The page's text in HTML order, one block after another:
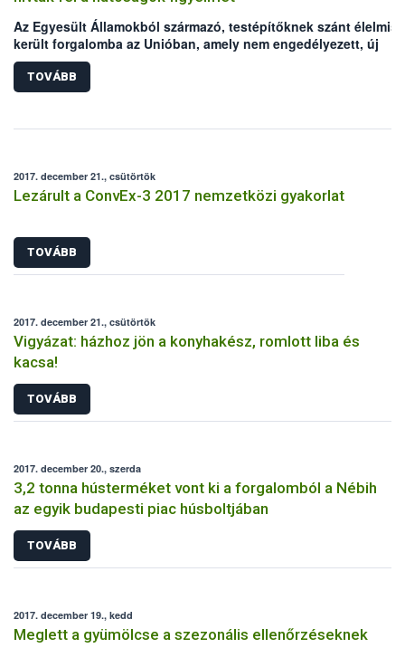
Az Egyesült Államokból származó, testépítőknek szánt
került forgalomba az Unióban, amely nem engedélyezett, új
élelmiszer-összetevőt (agmatin-szulfát) tartalmaz. A Nemzeti
Élelmiszerlánc-biztonsági Hivatal (Nébih) – az észt és a szlovák
hatóság bejelentése alapján – a RASFF-on keresztül értesült az
TOVÁBB
2017. december 21., csütörtök
Lezárult a ConvEx-3 2017 nemzetközi gyakorlat
TOVÁBB
2017. december 21., csütörtök
Vigyázat: házhoz jön a konyhakész, romlott liba és
kacsa!
TOVÁBB
2017. december 20., szerda
3,2 tonna hústerméket vont ki a forgalomból a Nébih
az egyik budapesti piac húsboltjában
TOVÁBB
2017. december 19., kedd
Meglett a gyümölcse a szezonális ellenőrzéseknek